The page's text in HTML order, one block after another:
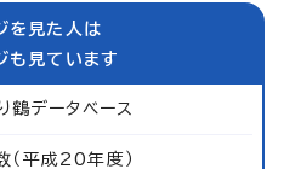
を見た人は
も見ています
データベース
（平成20年度）